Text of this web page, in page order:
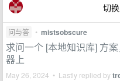
切
问与答 • mistsobscure
求问一个 [本地知识库] 方
器上
May 26, 2024 • Lastly replied by